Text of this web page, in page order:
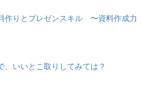
作りとプレゼンスキル 〜資料作成力
、いいとこ取りしてみては？